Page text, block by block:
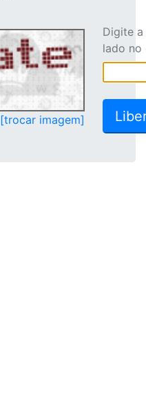
[trocar imagem]
Digite
lado no